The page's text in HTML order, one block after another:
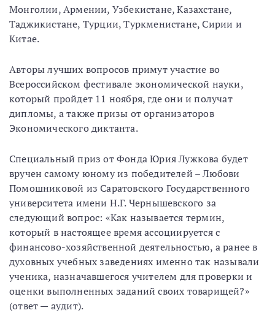
Монголии, Армении, Узбекистане, Казахстане,
Таджикистане, Турции, Туркменистане, Сирии и
Китае.
Авторы лучших вопросов примут участие во
Всероссийском фестивале экономической науки,
который пройдет 11 ноября, где они и получат
дипломы, а также призы от организаторов
Экономического диктанта.
Специальный приз от Фонда Юрия Лужкова будет
вручен самому юному из победителей – Любови
Помошниковой из Саратовского Государственного
университета имени Н.Г. Чернышевского за
следующий вопрос: «Как называется термин,
который в настоящее время ассоциируется с
финансово-хозяйственной деятельностью, а ранее в
духовных учебных заведениях именно так называли
ученика, назначавшегося учителем для проверки и
оценки выполненных заданий своих товарищей?»
(ответ — аудит).